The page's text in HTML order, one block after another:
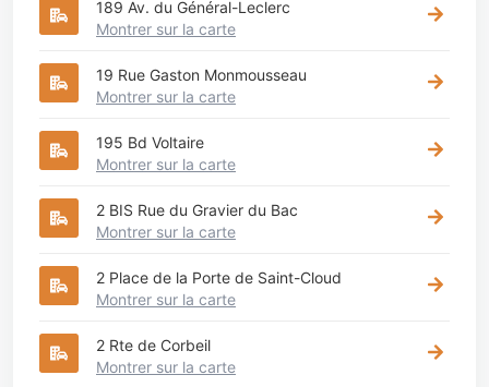
189 Av. du Général-Leclerc
Montrer sur la carte
19 Rue Gaston Monmousseau
Montrer sur la carte
195 Bd Voltaire
Montrer sur la carte
2 BIS Rue du Gravier du Bac
Montrer sur la carte
2 Place de la Porte de Saint-Cloud
Montrer sur la carte
2 Rte de Corbeil
Montrer sur la carte